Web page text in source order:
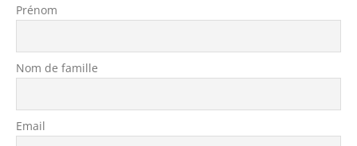
Prénom
Nom de famille
Email